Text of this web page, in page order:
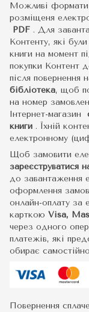
Можливі формати
розміщеня
PDF . Для
Контенту, які
книги на момент
покупки Контент
після повернення
бібліотека, щоб
на номер
Інтернет-магазин
книги . Їхній
електронному
Щоб замовити
зареєструватися
до завантаження
оформлення
онлайн-оплату за
карткою Visa,
через одного
платежів, які
обирає
Повернення